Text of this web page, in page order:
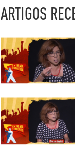
ARTIGOS